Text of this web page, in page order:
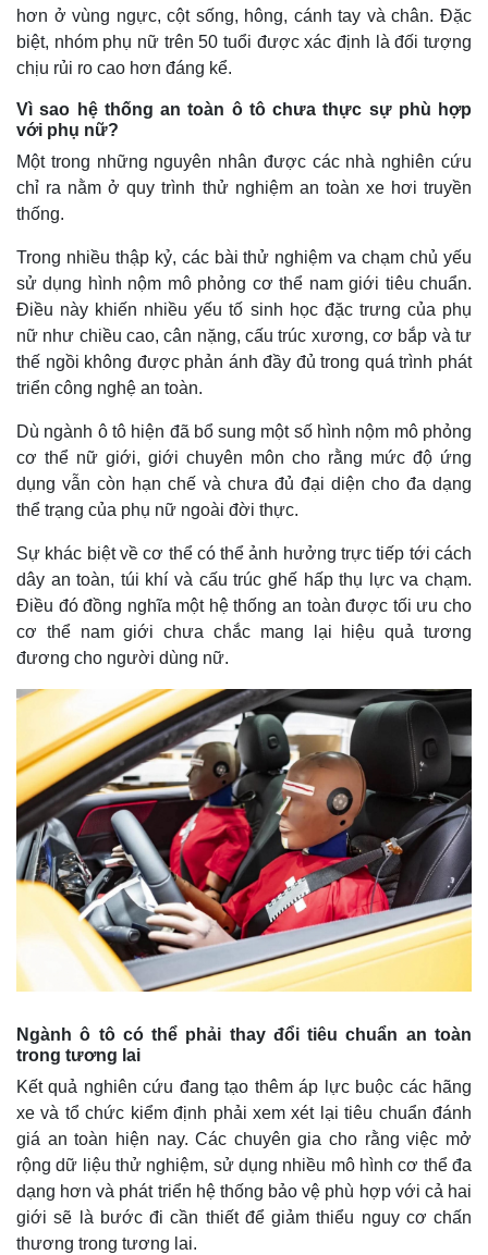
Thế giới
Cuộc sống đó đây
Hồ sơ
Multimedia
Ảnh
E-Magazine
Infographic
hơn ở vùng ngực, cột sống, hông, cánh tay và chân. Đặc
biệt, nhóm phụ nữ trên 50 tuổi được xác định là đối tượng
chịu rủi ro cao hơn đáng kể.
Vì sao hệ thống an toàn ô tô chưa thực sự phù hợp
với phụ nữ?
Một trong những nguyên nhân được các nhà nghiên cứu
chỉ ra nằm ở quy trình thử nghiệm an toàn xe hơi truyền
thống.
Trong nhiều thập kỷ, các bài thử nghiệm va chạm chủ yếu
sử dụng hình nộm mô phỏng cơ thể nam giới tiêu chuẩn.
Điều này khiến nhiều yếu tố sinh học đặc trưng của phụ
nữ như chiều cao, cân nặng, cấu trúc xương, cơ bắp và tư
thế ngồi không được phản ánh đầy đủ trong quá trình phát
triển công nghệ an toàn.
Dù ngành ô tô hiện đã bổ sung một số hình nộm mô phỏng
cơ thể nữ giới, giới chuyên môn cho rằng mức độ ứng
dụng vẫn còn hạn chế và chưa đủ đại diện cho đa dạng
thể trạng của phụ nữ ngoài đời thực.
Sự khác biệt về cơ thể có thể ảnh hưởng trực tiếp tới cách
dây an toàn, túi khí và cấu trúc ghế hấp thụ lực va chạm.
Điều đó đồng nghĩa một hệ thống an toàn được tối ưu cho
cơ thể nam giới chưa chắc mang lại hiệu quả tương
đương cho người dùng nữ.
Ngành ô tô có thể phải thay đổi tiêu chuẩn an toàn
trong tương lai
Kết quả nghiên cứu đang tạo thêm áp lực buộc các hãng
xe và tổ chức kiểm định phải xem xét lại tiêu chuẩn đánh
giá an toàn hiện nay. Các chuyên gia cho rằng việc mở
rộng dữ liệu thử nghiệm, sử dụng nhiều mô hình cơ thể đa
dạng hơn và phát triển hệ thống bảo vệ phù hợp với cả hai
giới sẽ là bước đi cần thiết để giảm thiểu nguy cơ chấn
thương trong tương lai.